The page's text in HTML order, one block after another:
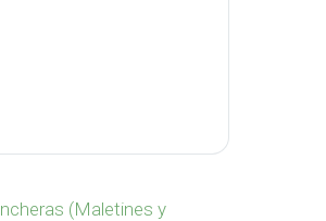
cantidad
(Maletines y